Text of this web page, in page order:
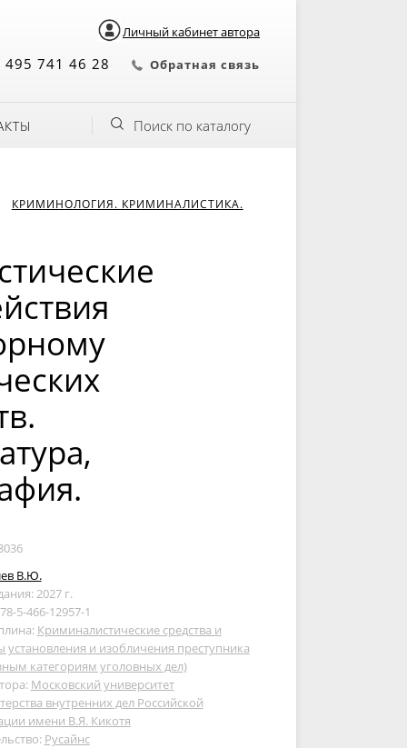
Личный кабинет автора
495 741 46 28 Обратная связь
Поиск по каталогу
КРИМИНОЛОГИЯ. КРИМИНАЛИСТИКА.
В.Ю.
2027 г.
5-466-12957-1
Криминалистические средства и
установления и изобличения преступника
категориям уголовных дел)
Московский университет
внутренних дел Российской
имени В.Я. Кикотя
Русайнс